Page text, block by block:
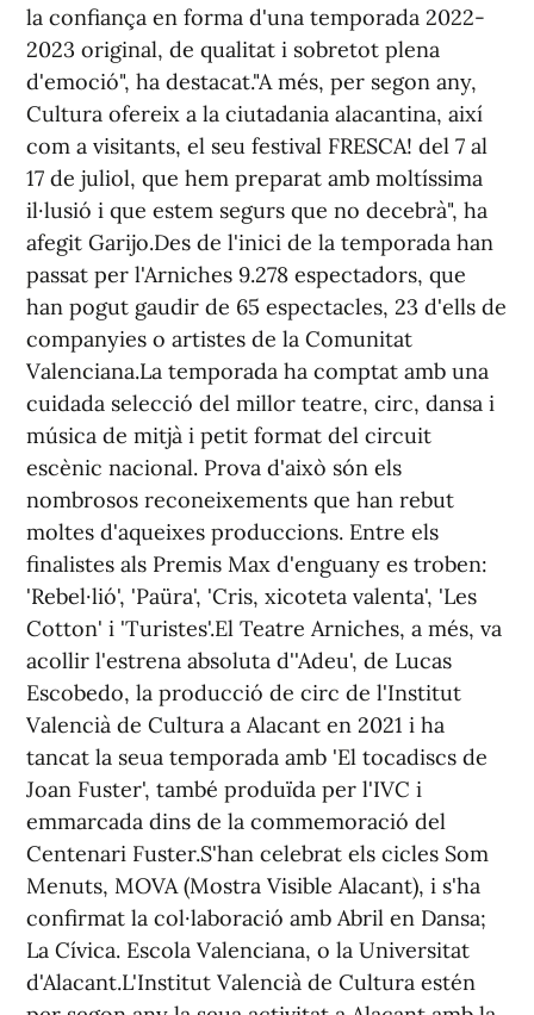
la confiança en forma d'una temporada 2022-
2023 original, de qualitat i sobretot plena
d'emoció", ha destacat."A més, per segon any,
Cultura ofereix a la ciutadania alacantina, així
com a visitants, el seu festival FRESCA! del 7 al
17 de juliol, que hem preparat amb moltíssima
il·lusió i que estem segurs que no decebrà", ha
afegit Garijo.Des de l'inici de la temporada han
passat per l'Arniches 9.278 espectadors, que
han pogut gaudir de 65 espectacles, 23 d'ells de
companyies o artistes de la Comunitat
Valenciana.La temporada ha comptat amb una
cuidada selecció del millor teatre, circ, dansa i
música de mitjà i petit format del circuit
escènic nacional. Prova d'això són els
nombrosos reconeixements que han rebut
moltes d'aqueixes produccions. Entre els
finalistes als Premis Max d'enguany es troben:
'Rebel·lió', 'Paüra', 'Cris, xicoteta valenta', 'Les
Cotton' i 'Turistes'.El Teatre Arniches, a més, va
acollir l'estrena absoluta d''Adeu', de Lucas
Escobedo, la producció de circ de l'Institut
Valencià de Cultura a Alacant en 2021 i ha
tancat la seua temporada amb 'El tocadiscs de
Joan Fuster', també produïda per l'IVC i
emmarcada dins de la commemoració del
Centenari Fuster.S'han celebrat els cicles Som
Menuts, MOVA (Mostra Visible Alacant), i s'ha
confirmat la col·laboració amb Abril en Dansa;
La Cívica. Escola Valenciana, o la Universitat
d'Alacant.L'Institut Valencià de Cultura estén